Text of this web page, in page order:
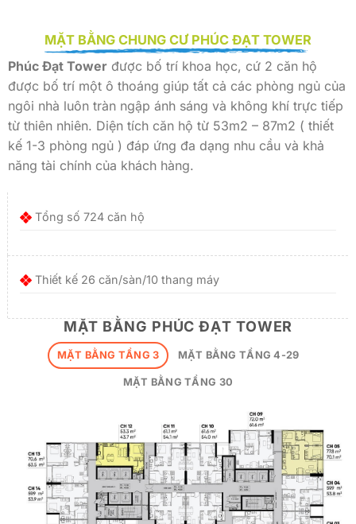
MẶT BẰNG CHUNG CƯ PHÚC ĐẠT TOWER
Phúc Đạt Tower được bố trí khoa học, cứ 2 căn hộ
được bố trí một ô thoáng giúp tất cả các phòng ngủ của
ngôi nhà luôn tràn ngập ánh sáng và không khí trực tiếp
từ thiên nhiên. Diện tích căn hộ từ 53m2 – 87m2 ( thiết
kế 1-3 phòng ngủ ) đáp ứng đa dạng nhu cầu và khả
năng tài chính của khách hàng.
Tổng số 724 căn hộ
Thiết kế 26 căn/sàn/10 thang máy
MẶT BẰNG PHÚC ĐẠT TOWER
MẶT BẰNG TẦNG 3 MẶT BẰNG TẦNG 4-29
MẶT BẰNG TẦNG 30